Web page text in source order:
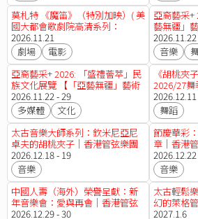
莫札特 《魔笛》（特別加映）( 美
國大都會歌劇院高清系列：
2025/26季度 )
2026.11.21
劇場
電影
亞裔藝采+
藝無疆」
2026.11.22
音樂
亞裔藝采+ 2026: 「盛禮薈萃」民
族文化展覽 【「亞藝無疆」藝術
節 2026】
2026.11.22 - 29
多媒體
文化
《胡桃夾
2026/27舞
舞蹈
太古音樂大師系列：欽米尼亞尼
卓夫的胡桃夾子｜香港管弦樂團
2026.12.18 - 19
音樂
節慶華彩
章｜香港
音樂
中國人壽（海外）榮譽呈獻：新
年音樂會：愛與再會｜香港管弦
樂團
2026.12.29 - 30
太古輕鬆
幻的萊格
2027.1.6